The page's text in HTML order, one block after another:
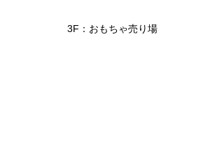
3F：おもちゃ売り場